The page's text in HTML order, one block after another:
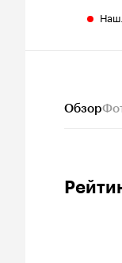
Обзор